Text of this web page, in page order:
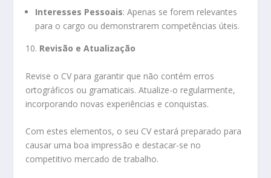
Interesses Pessoais: Apenas se forem relevantes
para o cargo ou demonstrarem competências úteis.
10. Revisão e Atualização
Revise o CV para garantir que não contém erros
ortográficos ou gramaticais. Atualize-o regularmente,
incorporando novas experiências e conquistas.
Com estes elementos, o seu CV estará preparado para
causar uma boa impressão e destacar-se no
competitivo mercado de trabalho.